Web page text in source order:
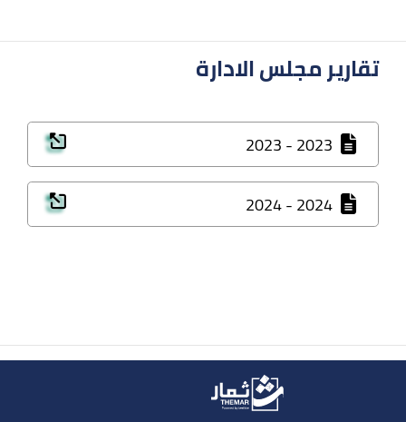
تقارير مجلس الادارة
2023 - 2023
2024 - 2024